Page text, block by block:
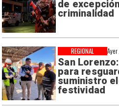
de
criminalidad
San
para
suministro
festividad
REGIONAL